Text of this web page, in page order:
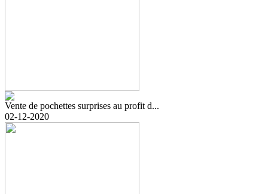
Vente de pochettes surprises au profit d...
02-12-2020